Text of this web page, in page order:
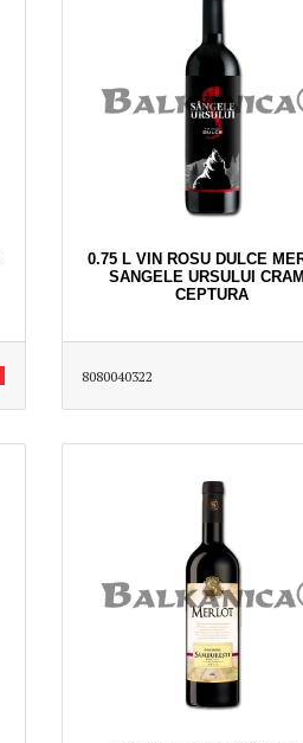
0.75 L VIN ROSU DULCE
SANGELE URSULUI
CEPTURA
8080040322